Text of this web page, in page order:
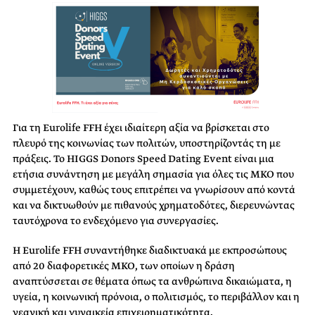
Για τη Eurolife FFH έχει ιδιαίτερη αξία να βρίσκεται στο
πλευρό της κοινωνίας των πολιτών, υποστηρίζοντάς τη με
πράξεις. Το HIGGS Donors Speed Dating Event είναι μια
ετήσια συνάντηση με μεγάλη σημασία για όλες τις ΜΚΟ που
συμμετέχουν, καθώς τους επιτρέπει να γνωρίσουν από κοντά
και να δικτυωθούν με πιθανούς χρηματοδότες, διερευνώντας
ταυτόχρονα το ενδεχόμενο για συνεργασίες.
Η Eurolife FFH συναντήθηκε διαδικτυακά με εκπροσώπους
από 20 διαφορετικές ΜΚΟ, των οποίων η δράση
αναπτύσσεται σε θέματα όπως τα ανθρώπινα δικαιώματα, η
υγεία, η κοινωνική πρόνοια, ο πολιτισμός, το περιβάλλον και η
νεανική και γυναικεία επιχειρηματικότητα.